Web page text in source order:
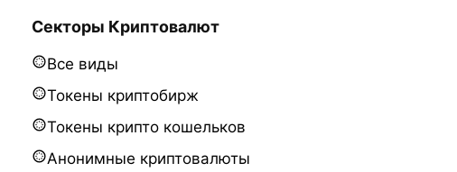
Секторы Криптовалют
Все виды
Токены криптобирж
Токены крипто кошельков
Анонимные криптовалюты